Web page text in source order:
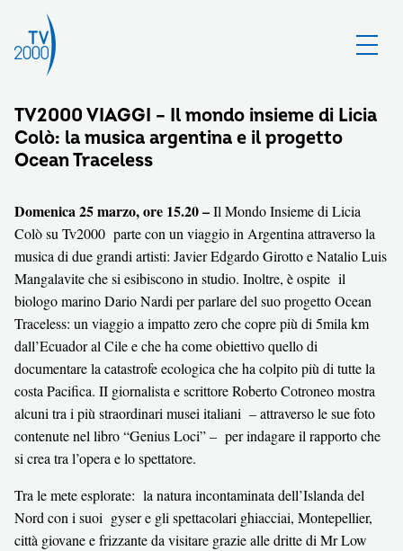
TV2000 VIAGGI – Il mondo insieme di Licia
Colò: la musica argentina e il progetto
Ocean Traceless
Domenica 25 marzo, ore 15.20 –Il Mondo Insieme di Licia
Colò su Tv2000 parte con un viaggio in Argentina attraverso la
musica di due grandi artisti: Javier Edgardo Girotto e Natalio Luis
Mangalavite che si esibiscono in studio. Inoltre, è ospite il
biologo marino Dario Nardi per parlare del suo progetto Ocean
Traceless: un viaggio a impatto zero che copre più di 5mila km
dall’Ecuador al Cile e che ha come obiettivo quello di
documentare la catastrofe ecologica che ha colpito più di tutte la
costa Pacifica. II giornalista e scrittore Roberto Cotroneo mostra
alcuni tra i più straordinari musei italiani – attraverso le sue foto
contenute nel libro “Genius Loci” – per indagare il rapporto che
si crea tra l’opera e lo spettatore.
Tra le mete esplorate: la natura incontaminata dell’Islanda del
Nord con i suoi gyser e gli spettacolari ghiacciai, Montepellier,
città giovane e frizzante da visitare grazie alle dritte di Mr Low